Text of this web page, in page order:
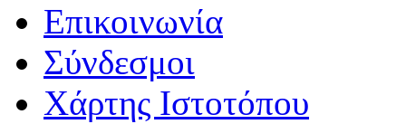
Επικοινωνία
Σύνδεσμοι
Χάρτης Ιστοτόπου